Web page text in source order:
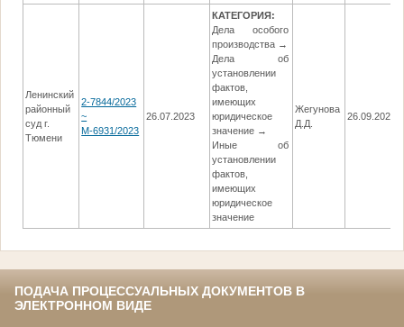
Ленинский
районный
суд г.
Тюмени
2-7844/2023
~
М-6931/2023
26.07.2023
КАТЕГОРИЯ:
Дела особого
производства →
Дела об
установлении
фактов,
имеющих
юридическое
значение →
Иные об
установлении
фактов,
имеющих
юридическое
значение
Жегунова
Д.Д.
26.09.2023
ПОДАЧА ПРОЦЕССУАЛЬНЫХ ДОКУМЕНТОВ В
ЭЛЕКТРОННОМ ВИДЕ